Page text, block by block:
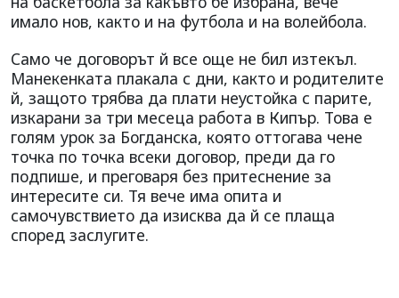
имало нов, както и на футбола и на волейбола.
Само че договорът й все още не бил изтекъл.
Манекенката плакала с дни, както и родителите
й, защото трябва да плати неустойка с парите,
изкарани за три месеца работа в Кипър. Това е
голям урок за Богданска, която оттогава чене
точка по точка всеки договор, преди да го
подпише, и преговаря без притеснение за
интересите си. Тя вече има опита и
самочувствието да изисква да й се плаща
според заслугите.